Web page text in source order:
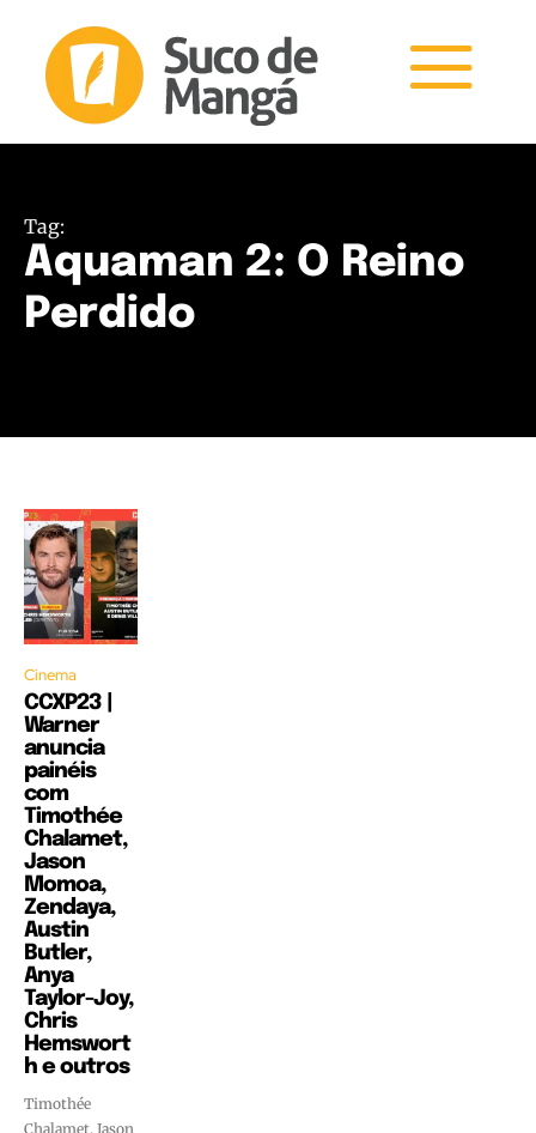
Tag:
Aquaman 2: O Reino
Perdido
Cinema
CCXP23 |
Warner
anuncia
painéis
com
Timothée
Chalamet,
Jason
Momoa,
Zendaya,
Austin
Butler,
Anya
Taylor-Joy,
Chris
Hemswort
h e outros
Timothée
Chalamet, Jason